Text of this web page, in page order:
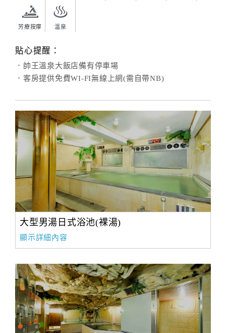
芳療按摩 溫泉
貼心提醒：
．帥王溫泉大飯店備有停車場
．客房提供免費WI-FI無線上網(需自帶NB)
大型男湯日式浴池(裸湯)
顯示詳細內容